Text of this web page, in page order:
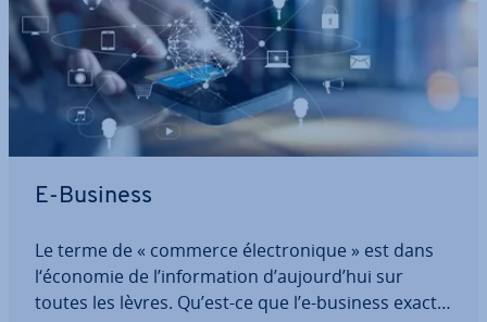
E-Business
Le terme de « commerce élec­tro­nique » est dans
l‘économie de l’in­for­ma­tion d’aujourd’hui sur
toutes les lèvres. Qu’est-ce que l’e-business exac­te­